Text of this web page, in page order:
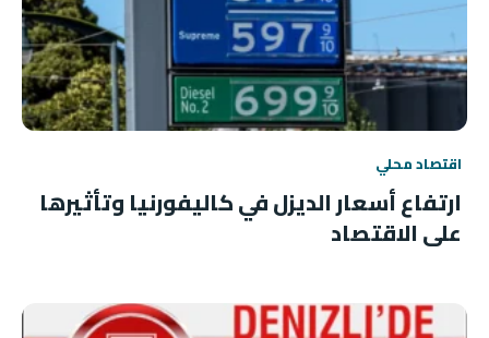
اقتصاد محلي
ارتفاع أسعار الديزل في كاليفورنيا وتأثيرها
على الاقتصاد